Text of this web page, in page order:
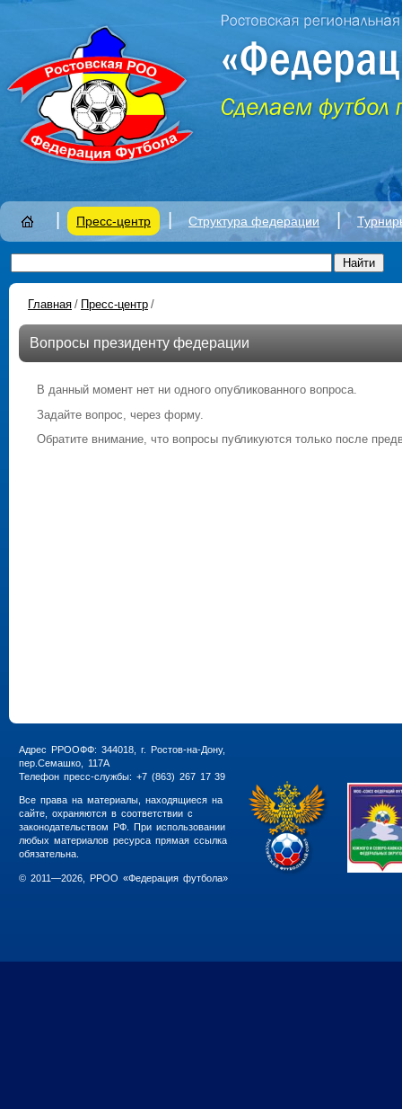
Пресс-центр Структура федерации |
Главная / Пресс-центр /
Вопросы президенту федерации
В данный момент нет ни одного опубликованного вопроса.
Задайте вопрос, через форму.
Обратите внимание, что вопросы публикуются только после
Адрес РРООФФ: 344018, г. Ростов-на-Дону,
пер.Семашко, 117А
Телефон пресс-службы: +7 (863) 267 17 39
Все права на материалы, находящиеся на
сайте, охраняются в соответствии с
законодательством РФ. При использовании
любых материалов ресурса прямая ссылка
обязательна.
© 2011—2026, РРОО «Федерация футбола»